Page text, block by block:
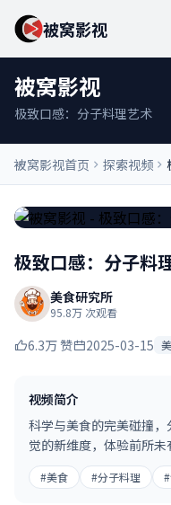
被窝影视
被窝影视
极致口感：分子料理艺术
被窝影视首页 探索视频
极致口感：分子料
美食研究所
95.8万 次观看
6.3万 赞 2025-03-15
视频简介
科学与美食的完美碰撞
觉的新维度，体验前所未
#美食 #分子料理